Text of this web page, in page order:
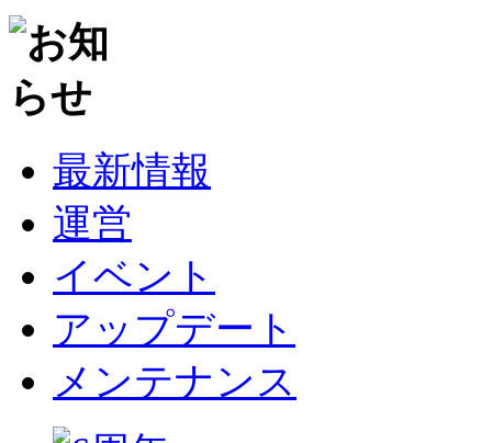
最新情報
運営
イベント
アップデート
メンテナンス